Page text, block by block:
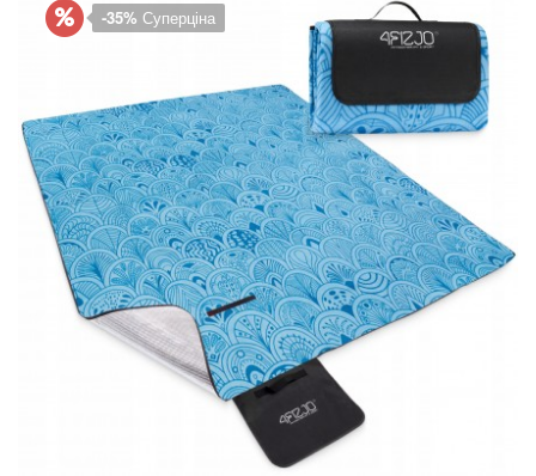
-35% Суперціна